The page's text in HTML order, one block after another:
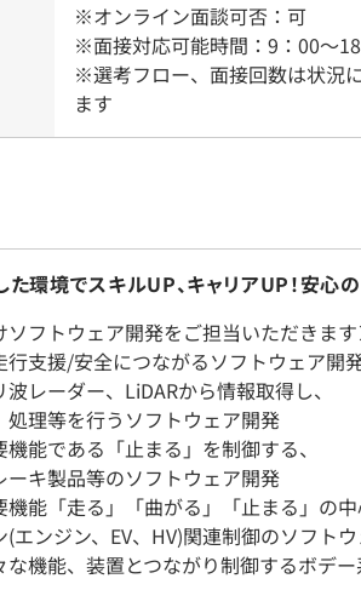
※オンライン面談可否：可
※面接対応可能時間：9：00〜18
※選考フロー、面接回数は状況
ます
た環境でスキルUP、キャリアUP！安心
ソフトウェア開発をご担当いただきます
支援/安全につながるソフトウェア開
レーダー、LiDARから情報取得し、
理等を行うソフトウェア開発
能である「止まる」を制御する、
キ製品等のソフトウェア開発
能「走る」「曲がる」「止まる」の中
ンジン、EV、HV)関連制御のソフト
機能、装置とつながり制御するボデ